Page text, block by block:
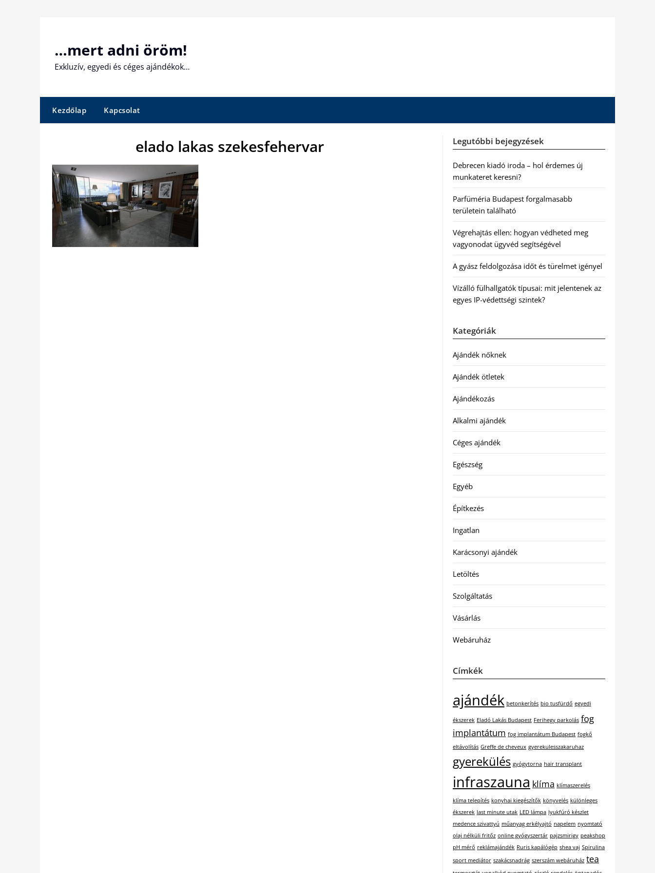
…mert adni öröm!
Exkluzív, egyedi és céges ajándékok…
Kezdőlap Kapcsolat
elado lakas szekesfehervar Legutóbbi bejegyzések
Debrecen kiadó iroda – hol érdemes új
munkateret keresni?
Parfüméria Budapest forgalmasabb
területein található
Végrehajtás ellen: hogyan védheted meg
vagyonodat ügyvéd segítségével
A gyász feldolgozása időt és türelmet igényel
Vízálló fülhallgatók típusai: mit jelentenek az
egyes IP-védettségi szintek?
Kategóriák
Ajándék nőknek
Ajándék ötletek
Ajándékozás
Alkalmi ajándék
Céges ajándék
Egészség
Egyéb
Építkezés
Ingatlan
Karácsonyi ajándék
Letöltés
Szolgáltatás
Vásárlás
Webáruház
Címkék
ajándék betonkerítés bio tusfürdő egyedi
ékszerek Eladó Lakás Budapest Ferihegy parkolás fog
implantátum fog implantátum Budapest fogkő
eltávolítás Greffe de cheveux gyerekulesszakaruhaz
gyerekülés gyógytorna hair transplant
infraszauna klíma klímaszerelés
klíma telepítés konyhai kiegészítők könyvelés különleges
ékszerek last minute utak LED lámpa lyukfúró készlet
medence szivattyú műanyag erkélyajtó napelem nyomtató
olaj nélküli fritőz online gyógyszertár pajzsmirigy peakshop
pH mérő reklámajándék Ruris kapálógép shea vaj Spirulina
sport mediátor szakácsnadrág szerszám webáruház tea